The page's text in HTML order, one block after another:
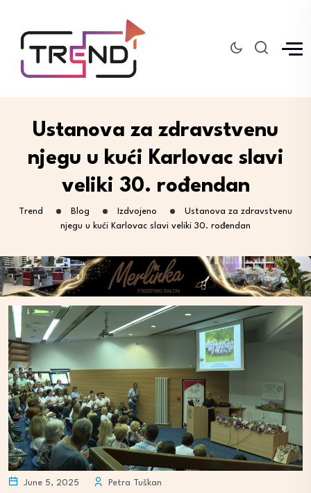
Ustanova za zdravstvenu
njegu u kući Karlovac slavi
veliki 30. rođendan
Trend Blog Izdvojeno
Ustanova za zdravstvenu
njegu u kući Karlovac slavi veliki 30. rođendan
June 5, 2025
Petra Tuškan